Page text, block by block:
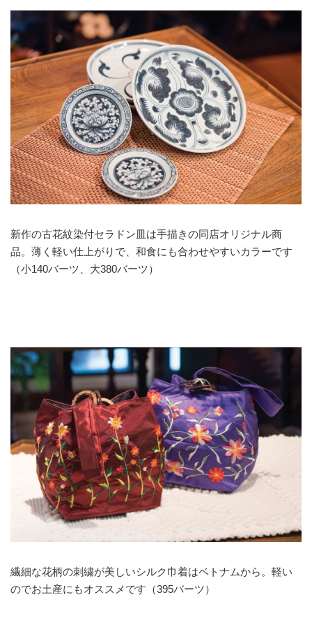
新作の古花紋染付セラドン皿は手描きの同店オリジナル商
品。薄く軽い仕上がりで、和食にも合わせやすいカラーです
（小140バーツ、大380バーツ）
繊細な花柄の刺繍が美しいシルク巾着はベトナムから。軽い
のでお土産にもオススメです（395バーツ）